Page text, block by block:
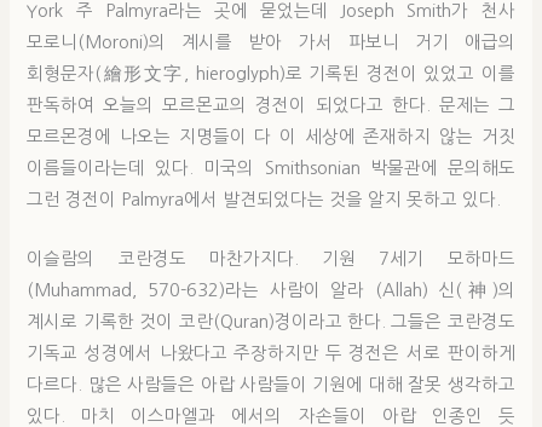
York 주 Palmyra라는 곳에 묻었는데 Joseph Smith가 천사
모로니(Moroni)의 계시를 받아 가서 파보니 거기 애급의
회형문자(繪形文字, hieroglyph)로 기록된 경전이 있었고 이를
판독하여 오늘의 모르몬교의 경전이 되었다고 한다. 문제는 그
모르몬경에 나오는 지명들이 다 이 세상에 존재하지 않는 거짓
이름들이라는데 있다. 미국의 Smithsonian 박물관에 문의해도
그런 경전이 Palmyra에서 발견되었다는 것을 알지 못하고 있다.
이슬람의 코란경도 마찬가지다. 기원 7세기 모하마드
(Muhammad, 570-632)라는 사람이 알라 (Allah) 신(神)의
계시로 기록한 것이 코란(Quran)경이라고 한다. 그들은 코란경도
기독교 성경에서 나왔다고 주장하지만 두 경전은 서로 판이하게
다르다. 많은 사람들은 아랍 사람들이 기원에 대해 잘못 생각하고
있다. 마치 이스마엘과 에서의 자손들이 아랍 인종인 듯